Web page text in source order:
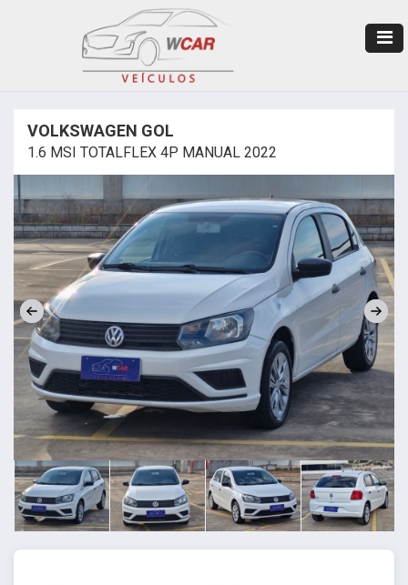
VOLKSWAGEN GOL
1.6 MSI TOTALFLEX 4P MANUAL 2022